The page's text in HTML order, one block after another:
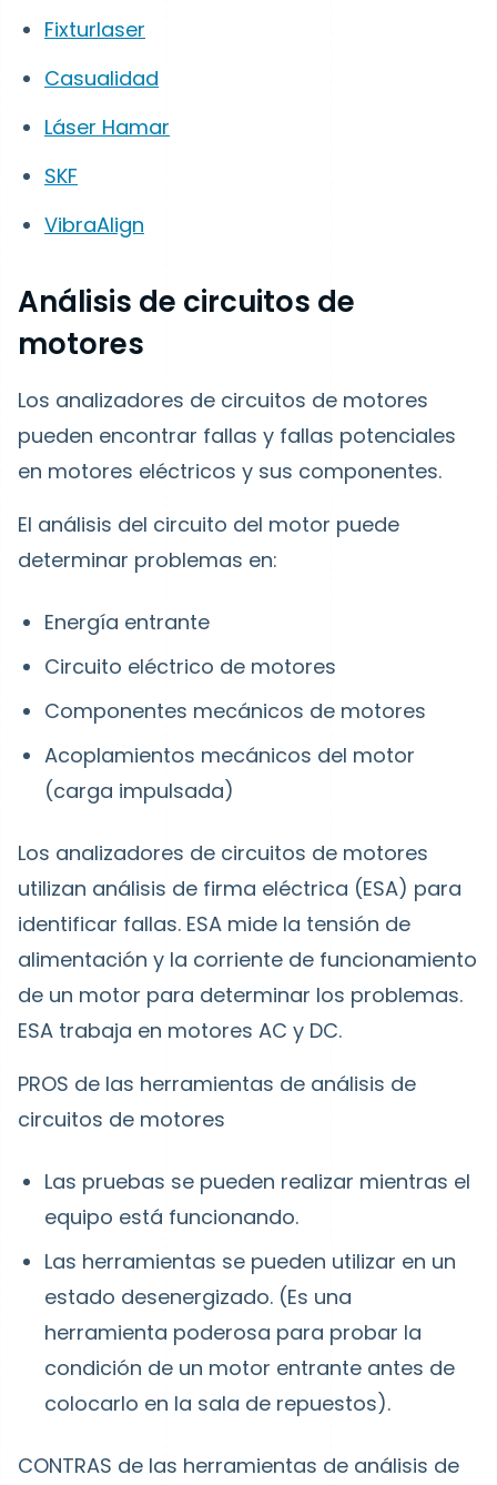
Fixturlaser
Casualidad
Láser Hamar
SKF
VibraAlign
Análisis de circuitos de
motores
Los analizadores de circuitos de motores
pueden encontrar fallas y fallas potenciales
en motores eléctricos y sus componentes.
El análisis del circuito del motor puede
determinar problemas en:
Energía entrante
Circuito eléctrico de motores
Componentes mecánicos de motores
Acoplamientos mecánicos del motor
(carga impulsada)
Los analizadores de circuitos de motores
utilizan análisis de firma eléctrica (ESA) para
identificar fallas. ESA mide la tensión de
alimentación y la corriente de funcionamiento
de un motor para determinar los problemas.
ESA trabaja en motores AC y DC.
PROS de las herramientas de análisis de
circuitos de motores
Las pruebas se pueden realizar mientras el
equipo está funcionando.
Las herramientas se pueden utilizar en un
estado desenergizado. (Es una
herramienta poderosa para probar la
condición de un motor entrante antes de
colocarlo en la sala de repuestos).
CONTRAS de las herramientas de análisis de